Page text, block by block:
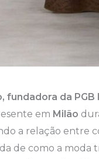
fundadora da
em Milão
a relação entre
de como a moda